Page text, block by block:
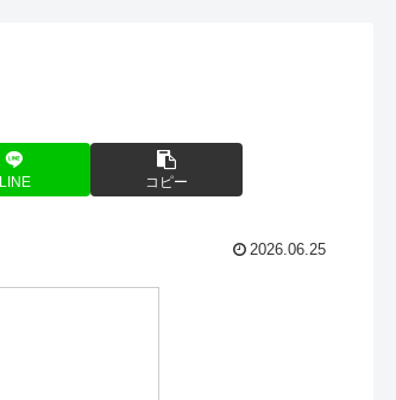
LINE コピー
2026.06.25